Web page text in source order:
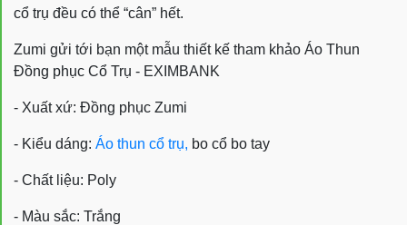
cổ trụ đều có thể “cân” hết.
Zumi gửi tới bạn một mẫu thiết kế tham khảo Áo Thun
Đồng phục Cổ Trụ - EXIMBANK
- Xuất xứ: Đồng phục Zumi
- Kiểu dáng: Áo thun cổ trụ, bo cổ bo tay
- Chất liệu: Poly
- Màu sắc: Trắng